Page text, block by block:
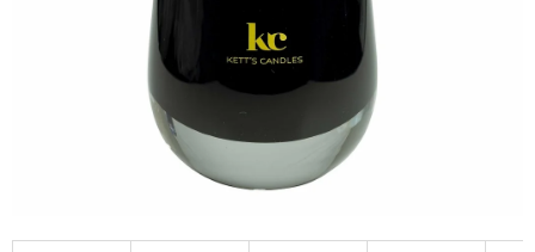
HLEDAT